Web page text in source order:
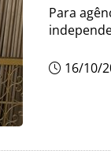
Para
16/10/